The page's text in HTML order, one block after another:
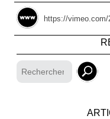
https://vimeo.com/